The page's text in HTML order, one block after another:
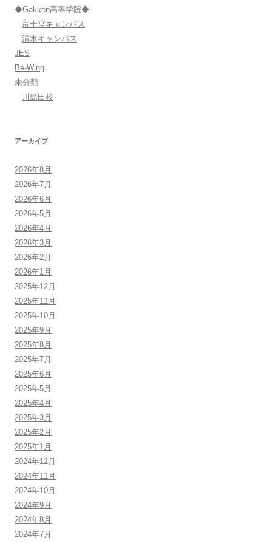
◆Gakken高等学院◆
富士宮キャンパス
清水キャンパス
JES
Be-Wing
未分類
川島田校
アーカイブ
2026年8月
2026年7月
2026年6月
2026年5月
2026年4月
2026年3月
2026年2月
2026年1月
2025年12月
2025年11月
2025年10月
2025年9月
2025年8月
2025年7月
2025年6月
2025年5月
2025年4月
2025年3月
2025年2月
2025年1月
2024年12月
2024年11月
2024年10月
2024年9月
2024年8月
2024年7月